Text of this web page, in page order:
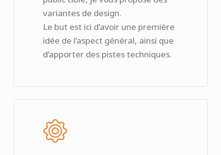
variantes de design.
Le but est ici d’avoir une première
idée de l’aspect général, ainsi que
d’apporter des pistes techniques.